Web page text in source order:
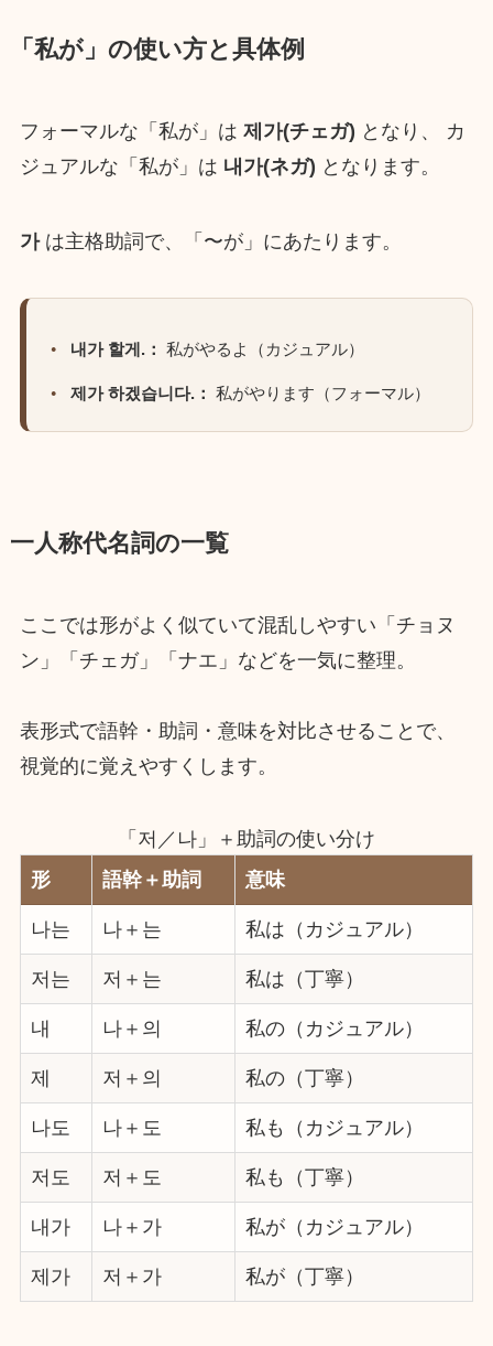
「私が」の使い方と具体例
フォーマルな「私が」は 제가(チェガ) となり、 カ
ジュアルな「私が」は 내가(ネガ) となります。
가は主格助詞で、「〜が」にあたります。
내가 할게.： 私がやるよ（カジュアル）
제가 하겠습니다.： 私がやります（フォーマル）
一人称代名詞の一覧
ここでは形がよく似ていて混乱しやすい「チョヌ
ン」「チェガ」「ナエ」などを一気に整理。
表形式で語幹・助詞・意味を対比させることで、
視覚的に覚えやすくします。
「저／나」＋助詞の使い分け
形
語幹＋助詞 意味
나는 나＋는 私は（カジュアル）
저는 저＋는 私は（丁寧）
내 나＋의 私の（カジュアル）
제 저＋의 私の（丁寧）
나도 나＋도 私も（カジュアル）
저도 저＋도 私も（丁寧）
내가 나＋가 私が（カジュアル）
제가 저＋가 私が（丁寧）